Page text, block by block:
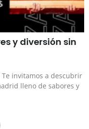
y diversión sin
Te invitamos a descubrir
lleno de sabores y